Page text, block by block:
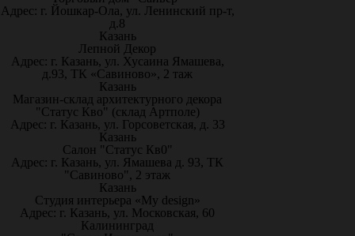
Адрес: г. Йошкар-Ола, ул. Ленинский пр-т,
д.8
Казань
Лепной Декор
Адрес: г. Казань, ул. Хусаина Ямашева,
д.93, ТК «Савиново», 2 таж
Казань
Магазин-склад архитектурного декора
"Статус Кво" (склад Артполе)
Адрес: г. Казань, ул. Горсоветская, д. 33
Казань
Салон "Статус Кв0"
Адрес: г. Казань, ул. Ямашева д. 93, ТК
"Савиново", 2 этаж
Казань
Студия интерьера «My design»
Адрес: г. Казань, ул. Московская, 60
Калининград